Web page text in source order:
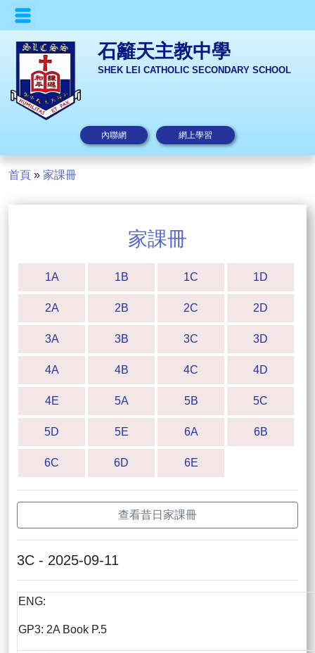
石籬天主教中學
SHEK LEI CATHOLIC SECONDARY SCHOOL
內聯網 網上學習
首頁 » 家課冊
家課冊
1A 1B 1C 1D
2A 2B 2C 2D
3A 3B 3C 3D
4A 4B 4C 4D
4E 5A 5B 5C
5D 5E 6A 6B
6C 6D 6E
查看昔日家課冊
3C - 2025-09-11
ENG:
GP3: 2A Book P.5